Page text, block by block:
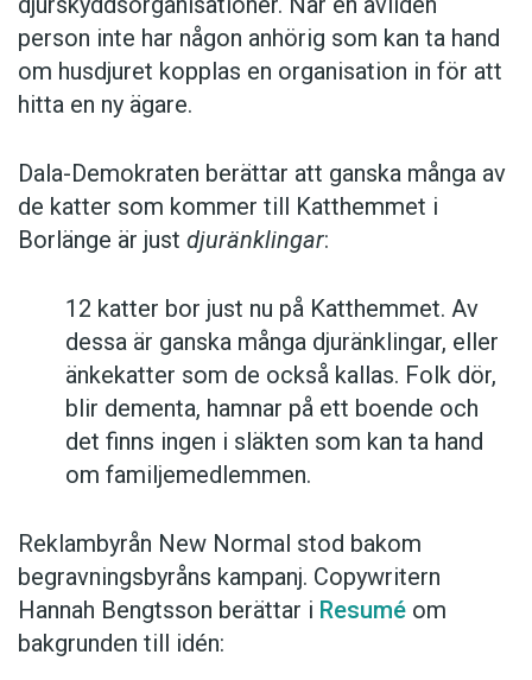
person inte har någon anhörig som kan ta hand
om husdjuret kopplas en organisation in för att
hitta en ny ägare.
Dala-Demokraten berättar att ganska många av
de katter som kommer till Katthemmet i
Borlänge är just djuränklingar:
12 katter bor just nu på Katthemmet. Av
dessa är ganska många djuränklingar, eller
änkekatter som de också kallas. Folk dör,
blir dementa, hamnar på ett boende och
det finns ingen i släkten som kan ta hand
om familjemedlemmen.
Reklambyrån New Normal stod bakom
begravningsbyråns kampanj. Copywritern
Hannah Bengtsson berättar i Resumé om
bakgrunden till idén: